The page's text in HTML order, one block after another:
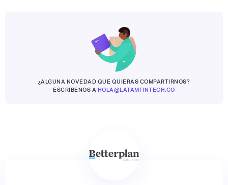
¿ALGUNA NOVEDAD QUE QUIERAS COMPARTIRNOS?
ESCRÍBENOS A HOLA@LATAMFINTECH.CO